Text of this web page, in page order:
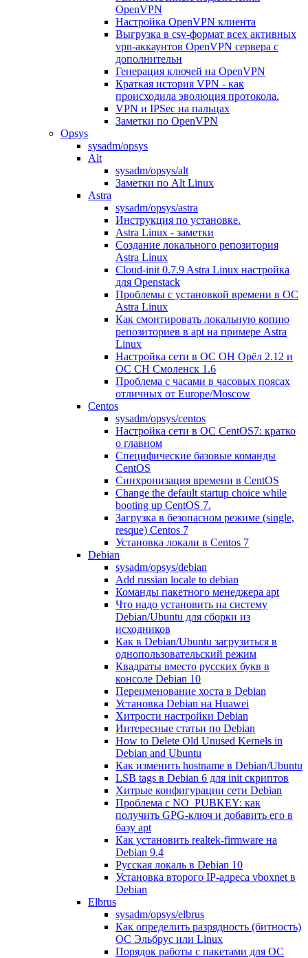
OpenVPN
Настройка OpenVPN клиента
Выгрузка в csv-формат всех активных
vpn-аккаунтов OpenVPN сервера с
дополнительн
Генерация ключей на OpenVPN
Краткая история VPN - как
происходила эволюция протокола.
VPN и IPSec на пальцах
Заметки по OpenVPN
Opsys
sysadm/opsys
Alt
sysadm/opsys/alt
Заметки по Alt Linux
Astra
sysadm/opsys/astra
Инструкция по установке.
Astra Linux - заметки
Создание локального репозитория
Astra Linux
Cloud-init 0.7.9 Astra Linux настройка
для Openstack
Проблемы с установкой времени в ОС
Astra Linux
Как смонтировать локальную копию
репозиториев в apt на примере Astra
Linux
Настройка сети в ОС ОН Орёл 2.12 и
ОС СН Смоленск 1.6
Проблема с часами в часовых поясах
отличных от Europe/Moscow
Centos
sysadm/opsys/centos
Настройка сети в ОС CentOS7: кратко
о главном
Специфические базовые команды
CentOS
Синхронизация времени в CentOS
Change the default startup choice while
booting up CentOS 7.
Загрузка в безопасном режиме (single,
resque) Centos 7
Установка локали в Centos 7
Debian
sysadm/opsys/debian
Add russian locale to debian
Команды пакетного менеджера apt
Что надо установить на систему
Debian/Ubuntu для сборки из
исходников
Как в Debian/Ubuntu загрузиться в
однопользовательский режим
Квадраты вместо русских букв в
консоле Debian 10
Переименование хоста в Debian
Установка Debian на Huawei
Хитрости настройки Debian
Интересные статьи по Debian
How to Delete Old Unused Kernels in
Debian and Ubuntu
Как изменить hostname в Debian/Ubuntu
LSB tags в Debian 6 для init скриптов
Хитрые конфигурации сети Debian
Проблема с NO_PUBKEY: как
получить GPG-ключ и добавить его в
базу apt
Как установить realtek-firmware на
Debian 9.4
Русская локаль в Debian 10
Установка второго IP-адреса vboxnet в
Debian
Elbrus
sysadm/opsys/elbrus
Как определить разрядность (битность)
ОС Эльбрус или Linux
Порядок работы с пакетами для ОС